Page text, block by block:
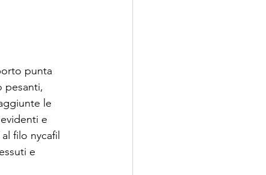
punta
pesanti,
le
e
filo nycafil
e